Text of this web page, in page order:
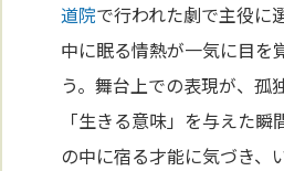
道院で行われた劇で主役に
中に眠る情熱が一気に目を
う。舞台上での表現が、孤
「生きる意味」を与えた
の中に宿る才能に気づき、